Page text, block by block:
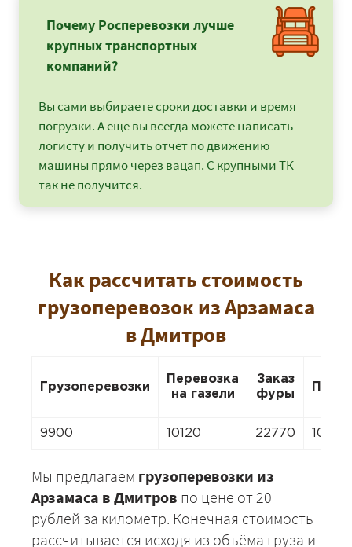
Почему Росперевозки лучше
крупных транспортных
компаний?
Вы сами выбираете сроки доставки и время
погрузки. А еще вы всегда можете написать
логисту и получить отчет по движению
машины прямо через вацап. С крупными ТК
так не получится.
Как рассчитать стоимость
грузоперевозок из Арзамаса
в Дмитров
Грузоперевозки
Перевозка
на газели
Заказ
фуры
9900 10120 22770 10120
Мы предлагаем грузоперевозки из
Арзамаса в Дмитров по цене от 20
рублей за километр. Конечная стоимость
рассчитывается исходя из объёма груза и